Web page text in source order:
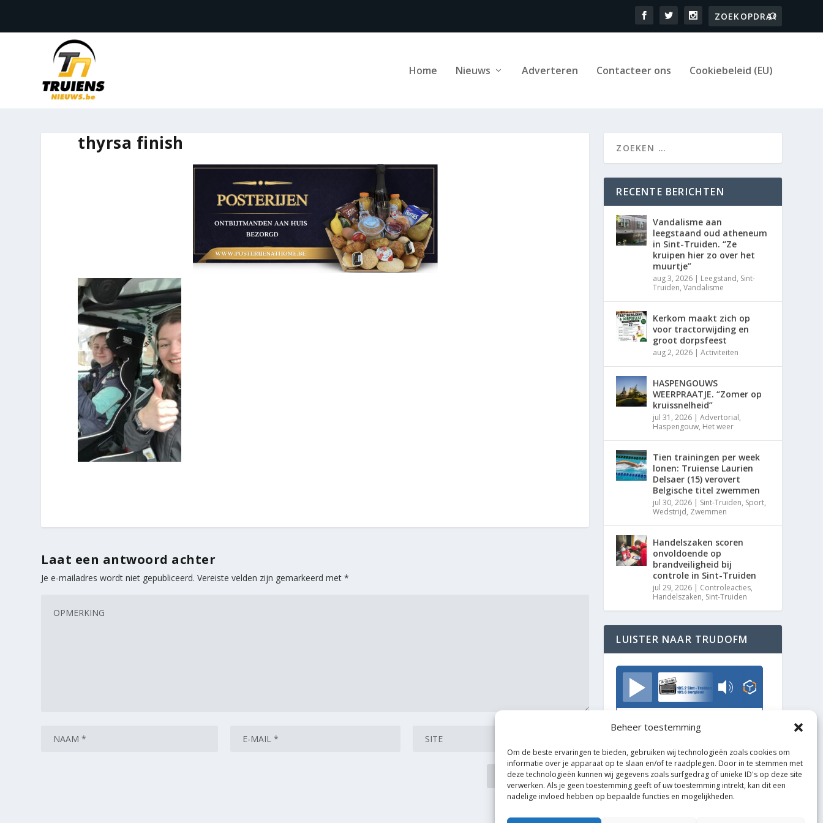
Beheer toestemming
Om de beste ervaringen te bieden, gebruiken wij technologieën zoals cookies om
informatie over je apparaat op te slaan en/of te raadplegen. Door in te stemmen met
deze technologieën kunnen wij gegevens zoals surfgedrag of unieke ID's op deze site
verwerken. Als je geen toestemming geeft of uw toestemming intrekt, kan dit een
nadelige invloed hebben op bepaalde functies en mogelijkheden.
Home Nieuws Adverteren Contacteer ons Cookiebeleid (EU)
thyrsa finish
Laat een antwoord achter
Je e-mailadres wordt niet gepubliceerd. Vereiste velden zijn gemarkeerd met*
RECENTE BERICHTEN
Vandalisme aan
leegstaand oud atheneum
in Sint-Truiden. “Ze
kruipen hier zo over het
muurtje”
aug 3, 2026 | Leegstand, Sint-
Truiden,Vandalisme
Kerkom maakt zich op
voor tractorwijding en
groot dorpsfeest
aug 2, 2026 |Activiteiten
HASPENGOUWS
WEERPRAATJE. “Zomer op
kruissnelheid”
jul 31, 2026 |Advertorial,
Haspengouw, Het weer
Tien trainingen per week
lonen: Truiense Laurien
Delsaer (15) verovert
Belgische titel zwemmen
jul 30, 2026 | Sint-Truiden, Sport,
Wedstrijd, Zwemmen
Handelszaken scoren
onvoldoende op
brandveiligheid bij
controle in Sint-Truiden
jul 29, 2026 | Controleacties,
Handelszaken, Sint-Truiden
LUISTER NAAR TRUDOFM
TrudoFM